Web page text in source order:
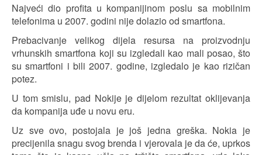
Najveći dio profita u kompanijinom poslu sa mobilnim
telefonima u 2007. godini nije dolazio od smartfona.
Prebacivanje velikog dijela resursa na proizvodnju
vrhunskih smartfona koji su izgledali kao mali posao, što
su smartfoni i bili 2007. godine, izgledalo je kao rizičan
potez.
U tom smislu, pad Nokije je dijelom rezultat oklijevanja
da kompanija uđe u novu eru.
Uz sve ovo, postojala je još jedna greška. Nokia je
precijenila snagu svog brenda i vjerovala je da će, uprkos